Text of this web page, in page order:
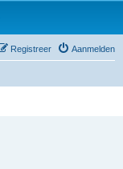
Aanmelden
Registreer